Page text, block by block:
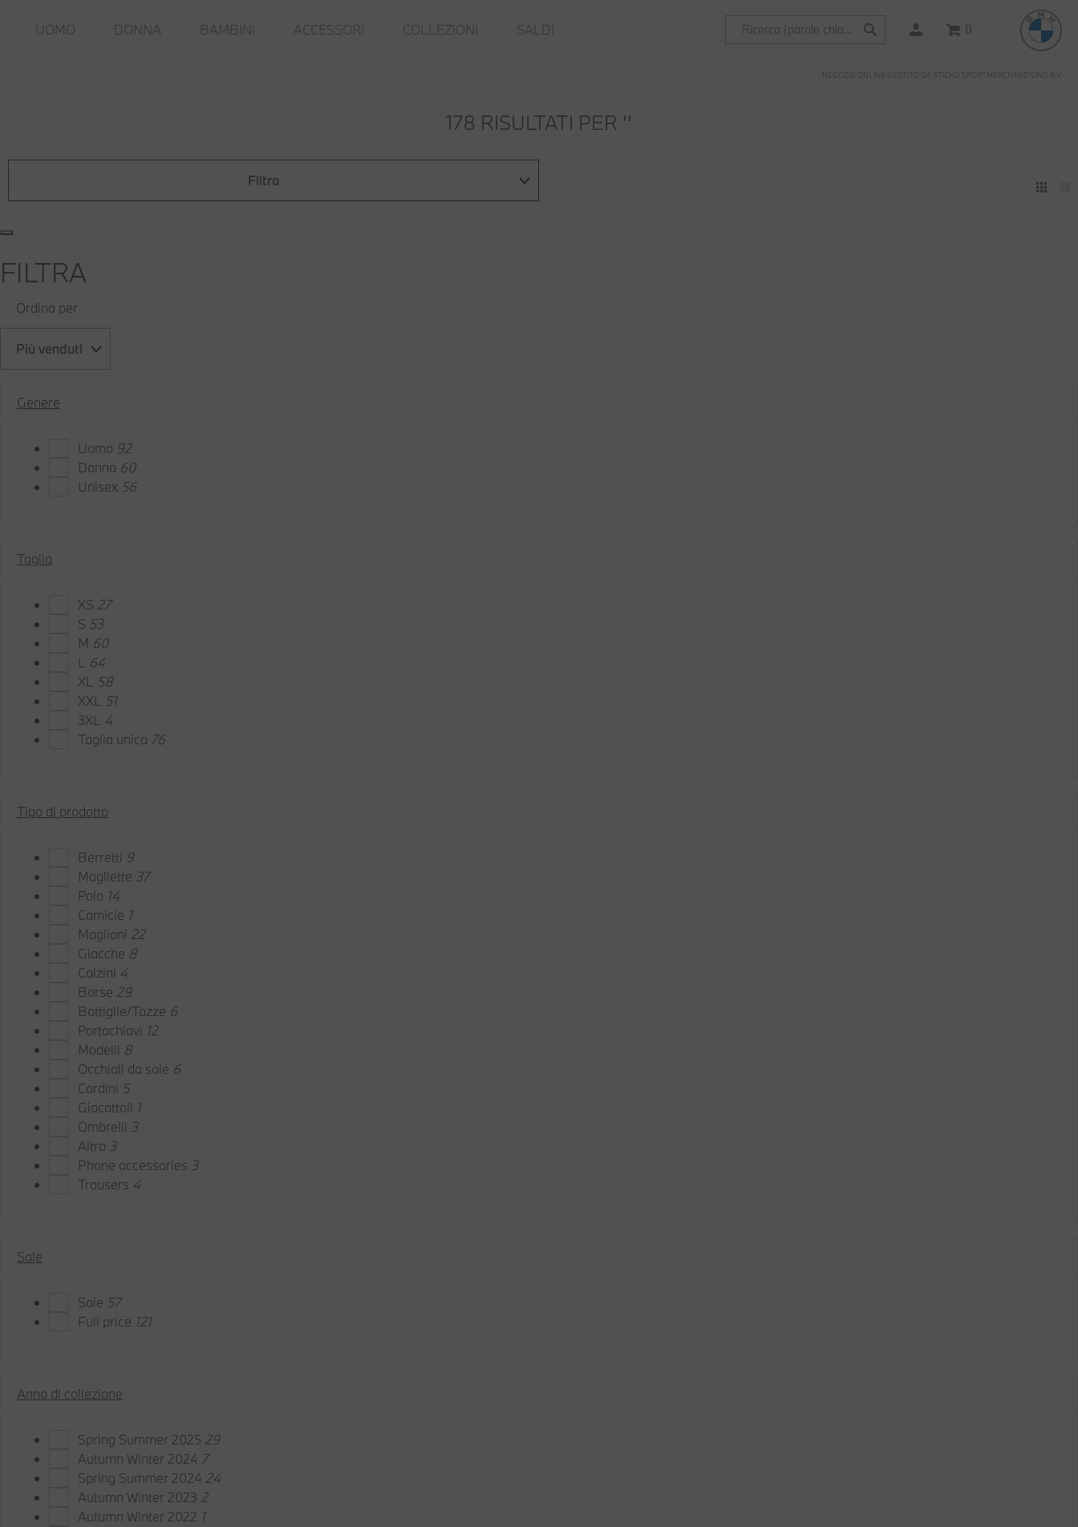
UOMO DONNA BAMBINI ACCESSORI COLLEZIONI SALDI 0
NEGOZIO ONLINE GESTITO DA STICHD SPORTMERCHANDISING B.V.
178 RISULTATI PER ''
Filtra
FILTRA
Ordina per
Più venduti
Genere
Uomo 92
Donna 60
Unisex 56
Taglia
XS 27
S 53
M 60
L 64
XL
58
XXL
51
3XL 4
Taglia unica 76
Tipo di prodotto
Berretti 9
Magliette 37
Polo 14
Camicie 1
Maglioni 22
Giacche 8
Calzini 4
Borse 29
Bottiglie/Tazze 6
Portachiavi 12
Modelli 8
Occhiali da sole 6
Cordini 5
Giocattoli 1
Ombrelli 3
Altro 3
Phone accessories 3
Trousers 4
Sale
Sale 57
Full price 121
Anno di collezione
Spring Summer 2025 29
Autumn Winter 2024 7
Spring Summer 2024 24
Autumn Winter 2023 2
Autumn Winter 2022 1